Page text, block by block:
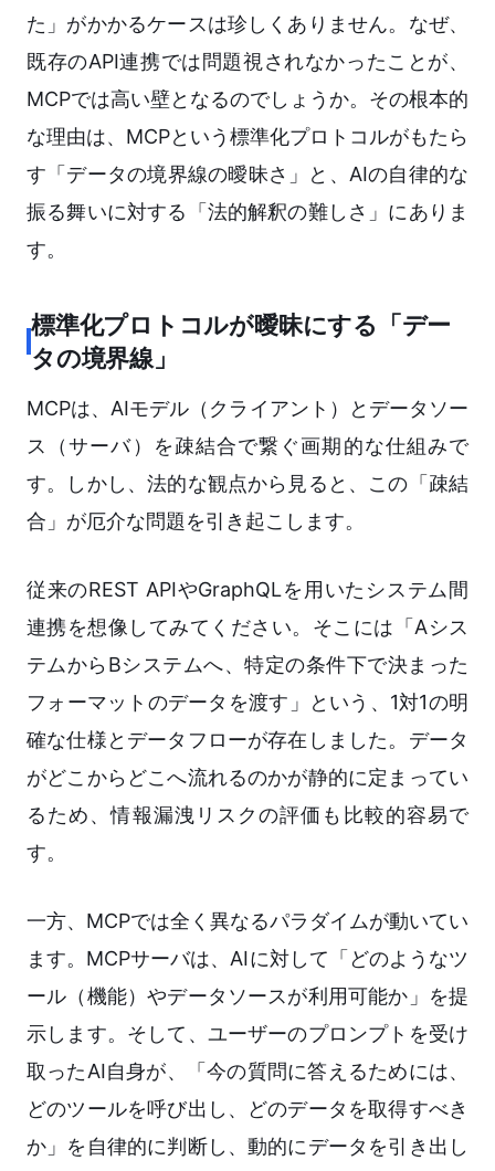
た」がかかるケースは珍しくありません。なぜ、
既存のAPI連携では問題視されなかったことが、
MCPでは高い壁となるのでしょうか。その根本的
な理由は、MCPという標準化プロトコルがもたら
す「データの境界線の曖昧さ」と、AIの自律的な
振る舞いに対する「法的解釈の難しさ」にありま
す。
標準化プロトコルが曖昧にする「デー
タの境界線」
MCPは、AIモデル（クライアント）とデータソー
ス（サーバ）を疎結合で繋ぐ画期的な仕組みで
す。しかし、法的な観点から見ると、この「疎結
合」が厄介な問題を引き起こします。
従来のREST APIやGraphQLを用いたシステム間
連携を想像してみてください。そこには「Aシス
テムからBシステムへ、特定の条件下で決まった
フォーマットのデータを渡す」という、1対1の明
確な仕様とデータフローが存在しました。データ
がどこからどこへ流れるのかが静的に定まってい
るため、情報漏洩リスクの評価も比較的容易で
す。
一方、MCPでは全く異なるパラダイムが動いてい
ます。MCPサーバは、AIに対して「どのようなツ
ール（機能）やデータソースが利用可能か」を提
示します。そして、ユーザーのプロンプトを受け
取ったAI自身が、「今の質問に答えるためには、
どのツールを呼び出し、どのデータを取得すべき
か」を自律的に判断し、動的にデータを引き出し